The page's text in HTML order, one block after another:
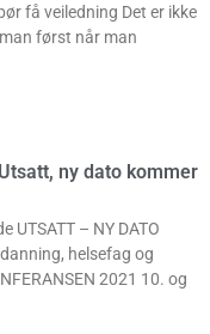
få veiledning Det er ikke
først når man
ny dato kommer
UTSATT – NY DATO
helsefag og
2021 10. og